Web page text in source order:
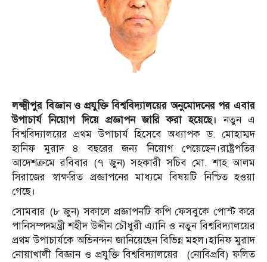
লক্ষ্মীপুর বিজ্ঞান ও প্রযুক্তি বিশ্ববিদ্যালয়ের অনুমোদনের পর এবার
উপাচার্য নিয়োগ দিয়ে প্রজ্ঞাপন জারি করা হয়েছে। নতুন এ
বিশ্ববিদ্যালয়ের প্রথম উপাচার্য হিসেবে অধ্যাপক ড. মোহাম্মদ
হানিফ মুরাদ ৪ বছরের জন্য নিয়োগ পেয়েছেন।রাষ্ট্রপতির
আদেশক্রমে রবিবার (৭ জুন) সহকারী সচিব মো. শাহ আলম
সিরাজের স্বাক্ষরিত প্রজ্ঞাপনের মাধ্যমে বিষয়টি নিশ্চিত হওয়া
গেছে।
সোমবার (৮ জুন) সকালে প্রজ্ঞাপনটি কপি ফেসবুকে পোস্ট করে
পানিসম্পদমন্ত্রী শহীদ উদ্দীন চৌধুরী এ্যানি ও নতুন বিশ্ববিদ্যালয়ের
প্রথম উপাচার্যকে অভিনন্দন জানিয়েছেন বিভিন্ন মহল।হানিফ মুরাদ
নোয়াখালী বিজ্ঞান ও প্রযুক্তি বিশ্ববিদ্যালয়ের (নোবিপ্রবি) ফলিত